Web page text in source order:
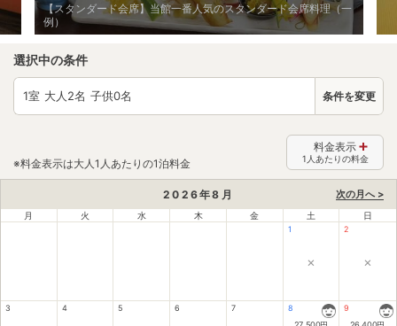
【スタンダード会席】当館一番人気のスタンダード会席料理（一
例）
選択中の条件
1室 大人2名 子供0名 条件を変更
※料金表示は大人1人あたりの1泊料金
料金表示
1人あたりの料金
次の月へ >
2026年8 月
月 火 水 木 金 土 日
1
×
2
×
3 4 5 6 7 8 9